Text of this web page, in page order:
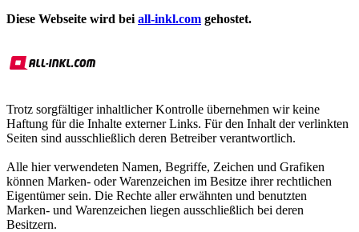
Diese Webseite wird bei all-inkl.com gehostet.
Trotz sorgfältiger inhaltlicher Kontrolle übernehmen wir keine
Haftung für die Inhalte externer Links. Für den Inhalt der verlinkten
Seiten sind ausschließlich deren Betreiber verantwortlich.
Alle hier verwendeten Namen, Begriffe, Zeichen und Grafiken
können Marken- oder Warenzeichen im Besitze ihrer rechtlichen
Eigentümer sein. Die Rechte aller erwähnten und benutzten
Marken- und Warenzeichen liegen ausschließlich bei deren
Besitzern.